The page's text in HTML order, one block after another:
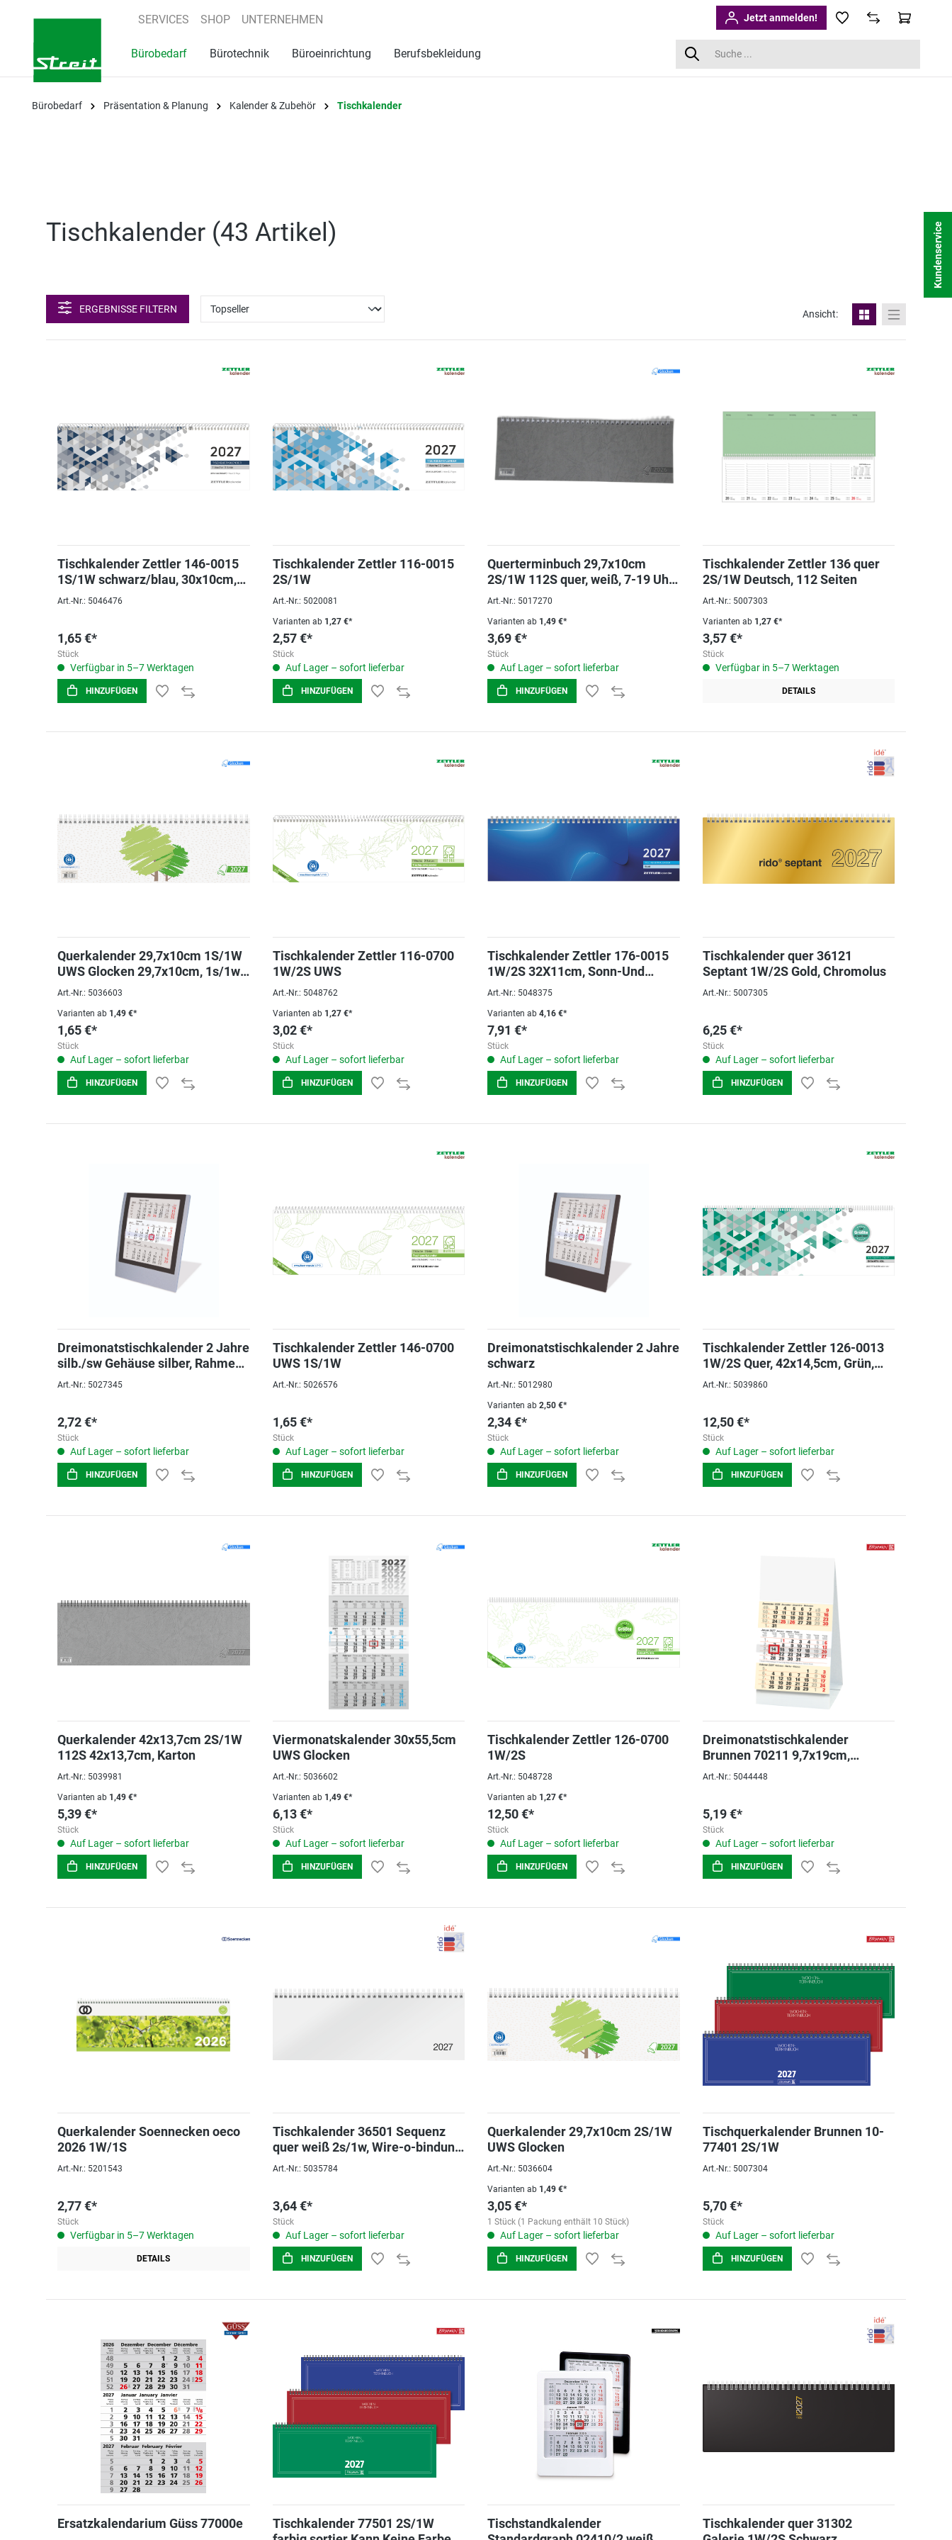
Zur Hauptnavigation springen
SERVICES SHOP UNTERNEHMEN Jetzt anmelden!
Bürobedarf Bürotechnik Büroeinrichtung Berufsbekleidung
Bürobedarf Präsentation & Planung Kalender & Zubehör Tischkalender
Tischkalender (43 Artikel )
ERGEBNISSE FILTERN Ansicht:
Tischkalender Zettler 146-0015
1S/1W schwarz/blau, 30x10cm,
Tages-, Wochen-
Art.-Nr.: 5046476
1,65 €*
Stück
Verfügbar in 5–7 Werktagen
HINZUFÜGEN
Tischkalender Zettler 116-0015
2S/1W
Art.-Nr.: 5020081
Varianten ab1,27 €*
2,57 €*
Stück
Auf Lager – sofort lieferbar
HINZUFÜGEN
Querterminbuch 29,7x10cm
2S/1W 112S quer, weiß, 7-19 Uhr,
112 Seiten
Art.-Nr.: 5017270
Varianten ab 1,49 €*
3,69 €*
Stück
Auf Lager – sofort lieferbar
HINZUFÜGEN
Tischkalender Zettler 136 quer
2S/1W Deutsch, 112 Seiten
Art.-Nr.: 5007303
Varianten ab1,27 €*
3,57 €*
Stück
Verfügbar in 5–7 Werktagen
DETAILS
Querkalender 29,7x10cm 1S/1W
UWS Glocken 29,7x10cm, 1s/1w,
8-18 Uhr, Recycling
Art.-Nr.: 5036603
Varianten ab 1,49 €*
1,65 €*
Stück
Auf Lager – sofort lieferbar
HINZUFÜGEN
Tischkalender Zettler 116-0700
1W/2S UWS
Art.-Nr.: 5048762
Varianten ab1,27 €*
3,02 €*
Stück
Auf Lager – sofort lieferbar
HINZUFÜGEN
Tischkalender Zettler 176-0015
1W/2S 32X11cm, Sonn-Und
Feiertage Hervorgehobe
Art.-Nr.: 5048375
Varianten ab 4,16 €*
7,91 €*
Stück
Auf Lager – sofort lieferbar
HINZUFÜGEN
Tischkalender quer 36121
Septant 1W/2S Gold, Chromolus
Art.-Nr.: 5007305
6,25 €*
Stück
Auf Lager – sofort lieferbar
HINZUFÜGEN
Dreimonatstischkalender 2 Jahre
silb./sw Gehäuse silber, Rahmen
Schwarz
Art.-Nr.: 5027345
2,72 €*
Stück
Auf Lager – sofort lieferbar
HINZUFÜGEN
Tischkalender Zettler 146-0700
UWS 1S/1W
Art.-Nr.: 5026576
1,65 €*
Stück
Auf Lager – sofort lieferbar
HINZUFÜGEN
Dreimonatstischkalender 2 Jahre
schwarz
Art.-Nr.: 5012980
Varianten ab 2,50 €*
2,34 €*
Stück
Auf Lager – sofort lieferbar
HINZUFÜGEN
Tischkalender Zettler 126-0013
1W/2S Quer, 42x14,5cm, Grün,
Sonn-und Feiertag
Art.-Nr.: 5039860
12,50 €*
Stück
Auf Lager – sofort lieferbar
HINZUFÜGEN
Querkalender 42x13,7cm 2S/1W
112S 42x13,7cm, Karton
Art.-Nr.: 5039981
Varianten ab 1,49 €*
5,39 €*
Stück
Auf Lager – sofort lieferbar
HINZUFÜGEN
Viermonatskalender 30x55,5cm
UWS Glocken
Art.-Nr.: 5036602
Varianten ab1,49 €*
6,13 €*
Stück
Auf Lager – sofort lieferbar
HINZUFÜGEN
Tischkalender Zettler 126-0700
1W/2S
Art.-Nr.: 5048728
Varianten ab 1,27 €*
12,50 €*
Stück
Auf Lager – sofort lieferbar
HINZUFÜGEN
Dreimonatstischkalender
Brunnen 70211 9,7x19cm,
viersprachig: deutsch, engl.
Art.-Nr.: 5044448
5,19 €*
Stück
Auf Lager – sofort lieferbar
HINZUFÜGEN
Querkalender Soennecken oeco
2026 1W/1S
Art.-Nr.: 5201543
2,77 €*
Stück
Verfügbar in 5–7 Werktagen
DETAILS
Tischkalender 36501 Sequenz
quer weiß 2s/1w, Wire-o-bindung,
7-18 Uhr
Art.-Nr.: 5035784
3,64 €*
Stück
Auf Lager – sofort lieferbar
HINZUFÜGEN
Querkalender 29,7x10cm 2S/1W
UWS Glocken
Art.-Nr.: 5036604
Varianten ab 1,49 €*
3,05 €*
1 Stück (1 Packung enthält 10 Stück)
Auf Lager – sofort lieferbar
HINZUFÜGEN
Tischquerkalender Brunnen 10-
77401 2S/1W
Art.-Nr.: 5007304
5,70 €*
Stück
Auf Lager – sofort lieferbar
HINZUFÜGEN
Ersatzkalendarium Güss 77000e
Tischkalender 77501 2S/1W
Tischstandkalender
Tischkalender quer 31302
Kundenservice